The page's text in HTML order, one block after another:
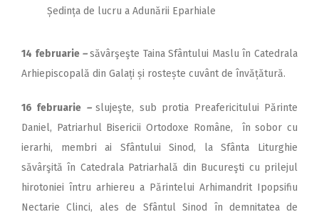
Ședința de lucru a Adunării Eparhiale
14 februarie –săvârşeşte Taina Sfântului Maslu în Catedrala
Arhiepiscopală din Galați și rostește cuvânt de învățătură.
16 februarie –slujeşte, sub protia Preafericitului Părinte
Daniel, Patriarhul Bisericii Ortodoxe Române, în sobor cu
ierarhi, membri ai Sfântului Sinod, la Sfânta Liturghie
săvârşită în Catedrala Patriarhală din Bucureşti cu prilejul
hirotoniei întru arhiereu a Părintelui Arhimandrit Ipopsifiu
Nectarie Clinci, ales de Sfântul Sinod în demnitatea de